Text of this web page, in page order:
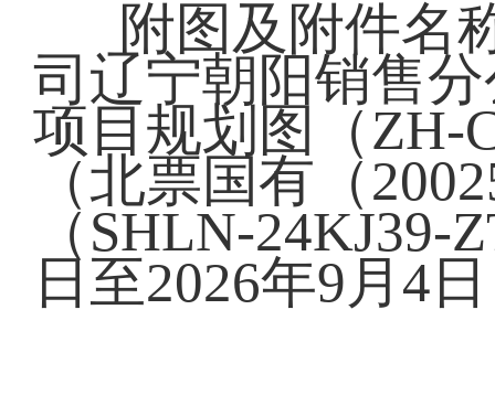
附图及附件名
司辽宁朝阳销售
项目规划图（ZH-
（北票国有（
（SHLN-
日至2026年9月4日